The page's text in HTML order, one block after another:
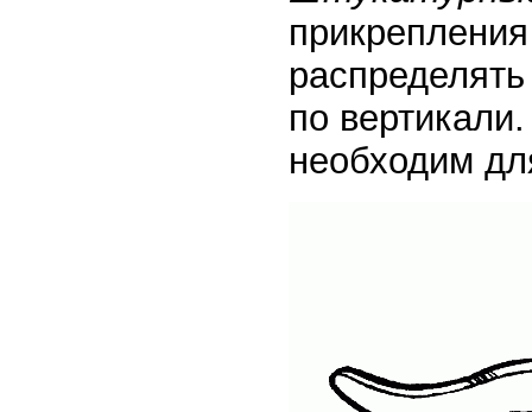
по
необходим